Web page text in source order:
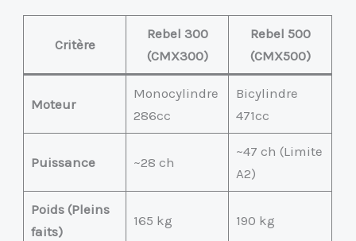
Critère
Rebel 300
(CMX300)
Rebel 500
(CMX500)
Moteur
Monocylindre
286cc
Bicylindre
471cc
Puissance ~28 ch
~47 ch (Limite
A2)
Poids (Pleins
faits)
165 kg 190 kg